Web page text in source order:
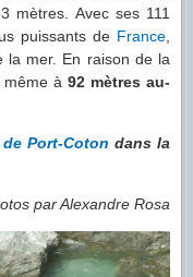
mètres. Avec ses 111
puissants de France
la mer. En raison de la
à 92 mètres au-
Port-Coton dans la
par Alexandre Rosa